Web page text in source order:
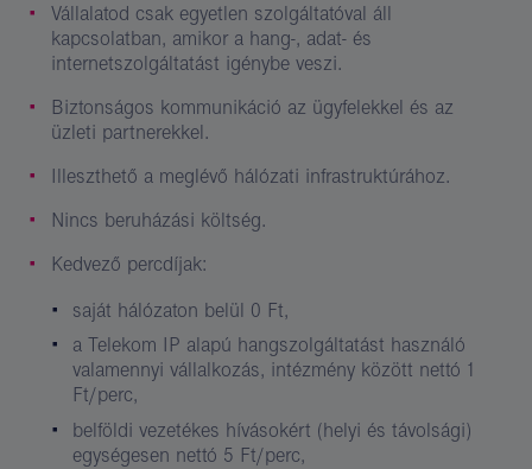
Vállalatod csak egyetlen szolgáltatóval áll
kapcsolatban, amikor a hang-, adat- és
internetszolgáltatást igénybe veszi.
Biztonságos kommunikáció az ügyfelekkel és az
üzleti partnerekkel.
Illeszthető a meglévő hálózati infrastruktúrához.
Nincs beruházási költség.
Kedvező percdíjak:
saját hálózaton belül 0 Ft,
a Telekom IP alapú hangszolgáltatást használó
valamennyi vállalkozás, intézmény között nettó 1
Ft/perc,
belföldi vezetékes hívásokért (helyi és távolsági)
egységesen nettó 5 Ft/perc,